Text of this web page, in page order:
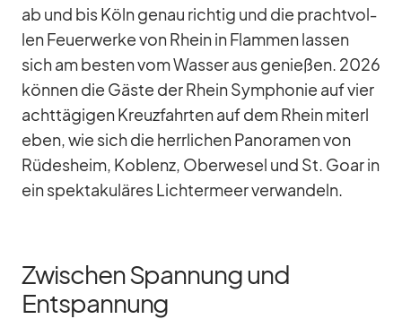
ab und bis Köln ge­nau rich­tig und die pracht­vol­
len Feu­er­werke von Rhein in Flam­men las­sen
sich am bes­ten vom Was­ser aus ge­nie­ßen. 2026
kön­nen die Gäste der Rhein Sym­pho­nie auf vier
acht­tä­gi­gen Kreuz­fahr­ten auf dem Rhein mit­er­l
e­ben, wie sich die herr­li­chen Pan­ora­men von
Rü­des­heim, Ko­blenz, Ober­we­sel und St. Goar in
ein spek­ta­ku­lä­res Lich­ter­meer ver­wan­deln.
Zwischen Spannung und
Entspannung